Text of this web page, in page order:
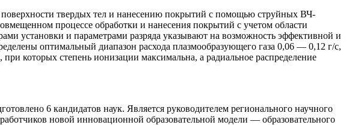
твердых тел и нанесению покрытий с помощью струйных ВЧ-
процессе обработки и нанесения покрытий с учетом области
установки и параметрами разряда указывают на возможность эффективной и
оптимальный диапазон расхода плазмообразующего газа 0,06 — 0,12 г/с,
которых степень ионизации максимальна, а радиальное распределение
6 кандидатов наук. Является руководителем регионального научного
новой инновационной образовательной модели — образовательного